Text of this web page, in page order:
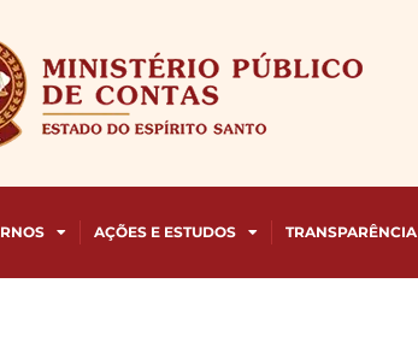
AÇÕES E ESTUDOS TRANSPARÊNCIA